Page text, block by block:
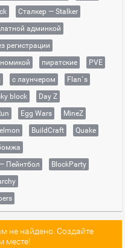
Сталкер — Stalker
админкой
регистрации
пиратские
PVE
с лаунчером
Flan`s
block
Day Z
Egg Wars
MineZ
BuildCraft
Quake
Пейнтбол
BlockParty
не найдено. Создайте
месте!